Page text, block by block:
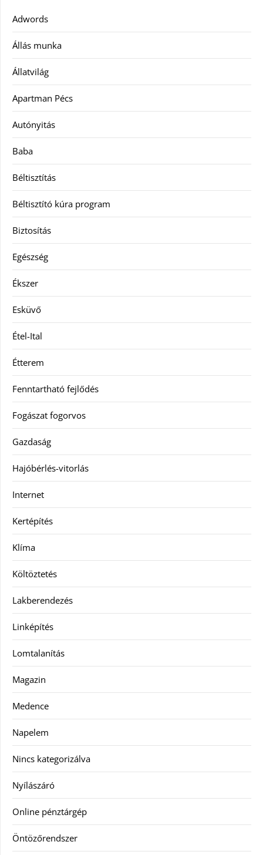
Adwords
Állás munka
Állatvilág
Apartman Pécs
Autónyitás
Baba
Béltisztítás
Béltisztító kúra program
Biztosítás
Egészség
Ékszer
Esküvő
Étel-Ital
Étterem
Fenntartható fejlődés
Fogászat fogorvos
Gazdaság
Hajóbérlés-vitorlás
Internet
Kertépítés
Klíma
Költöztetés
Lakberendezés
Linképítés
Lomtalanítás
Magazin
Medence
Napelem
Nincs kategorizálva
Nyílászáró
Online pénztárgép
Öntözőrendszer